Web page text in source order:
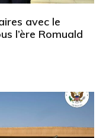
avec le
l’ère Romuald